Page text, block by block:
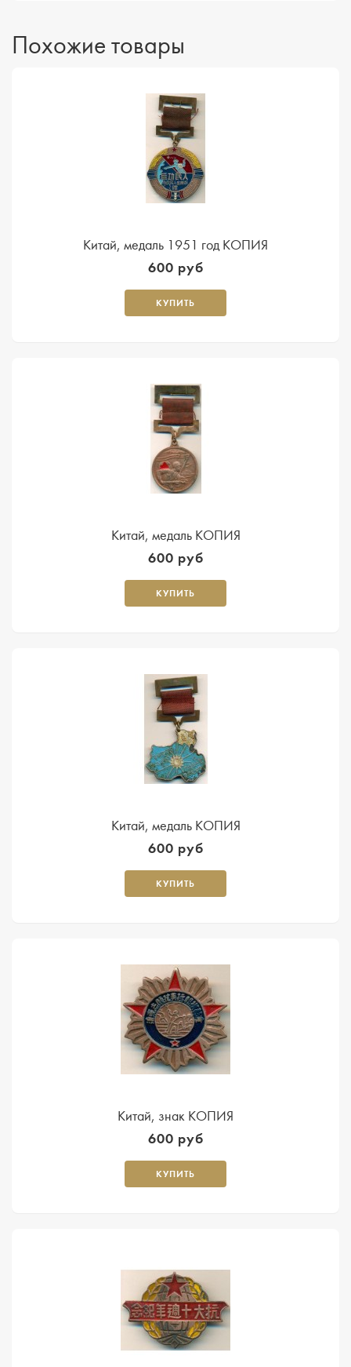
Похожие товары
Китай, медаль 1951 год КОПИЯ
600 руб
КУПИТЬ
Китай, медаль КОПИЯ
600 руб
КУПИТЬ
Китай, медаль КОПИЯ
600 руб
КУПИТЬ
Китай, знак КОПИЯ
600 руб
КУПИТЬ